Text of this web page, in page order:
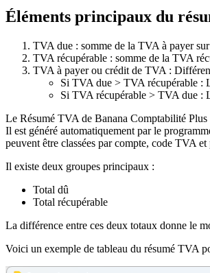
Éléments principaux du
TVA due : somme de la TVA à payer
TVA récupérable : somme de la TVA
TVA à payer ou crédit de TVA :
Si TVA due > TVA récupérable :
Si TVA récupérable > TVA due :
Le Résumé TVA de Banana Comptabilité
Il est généré automatiquement par le
peuvent être classées par compte, code TVA et
Il existe deux groupes principaux :
Total dû
Total récupérable
La différence entre ces deux totaux donne le
Voici un exemple de tableau du résumé TVA